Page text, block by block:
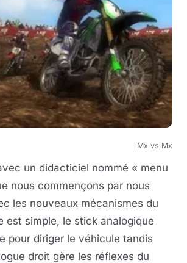
Mx vs Mx
un didacticiel nommé « menu
nous commençons par nous
les nouveaux mécanismes du
est simple, le stick analogique
pour diriger le véhicule tandis
droit gère les réflexes du